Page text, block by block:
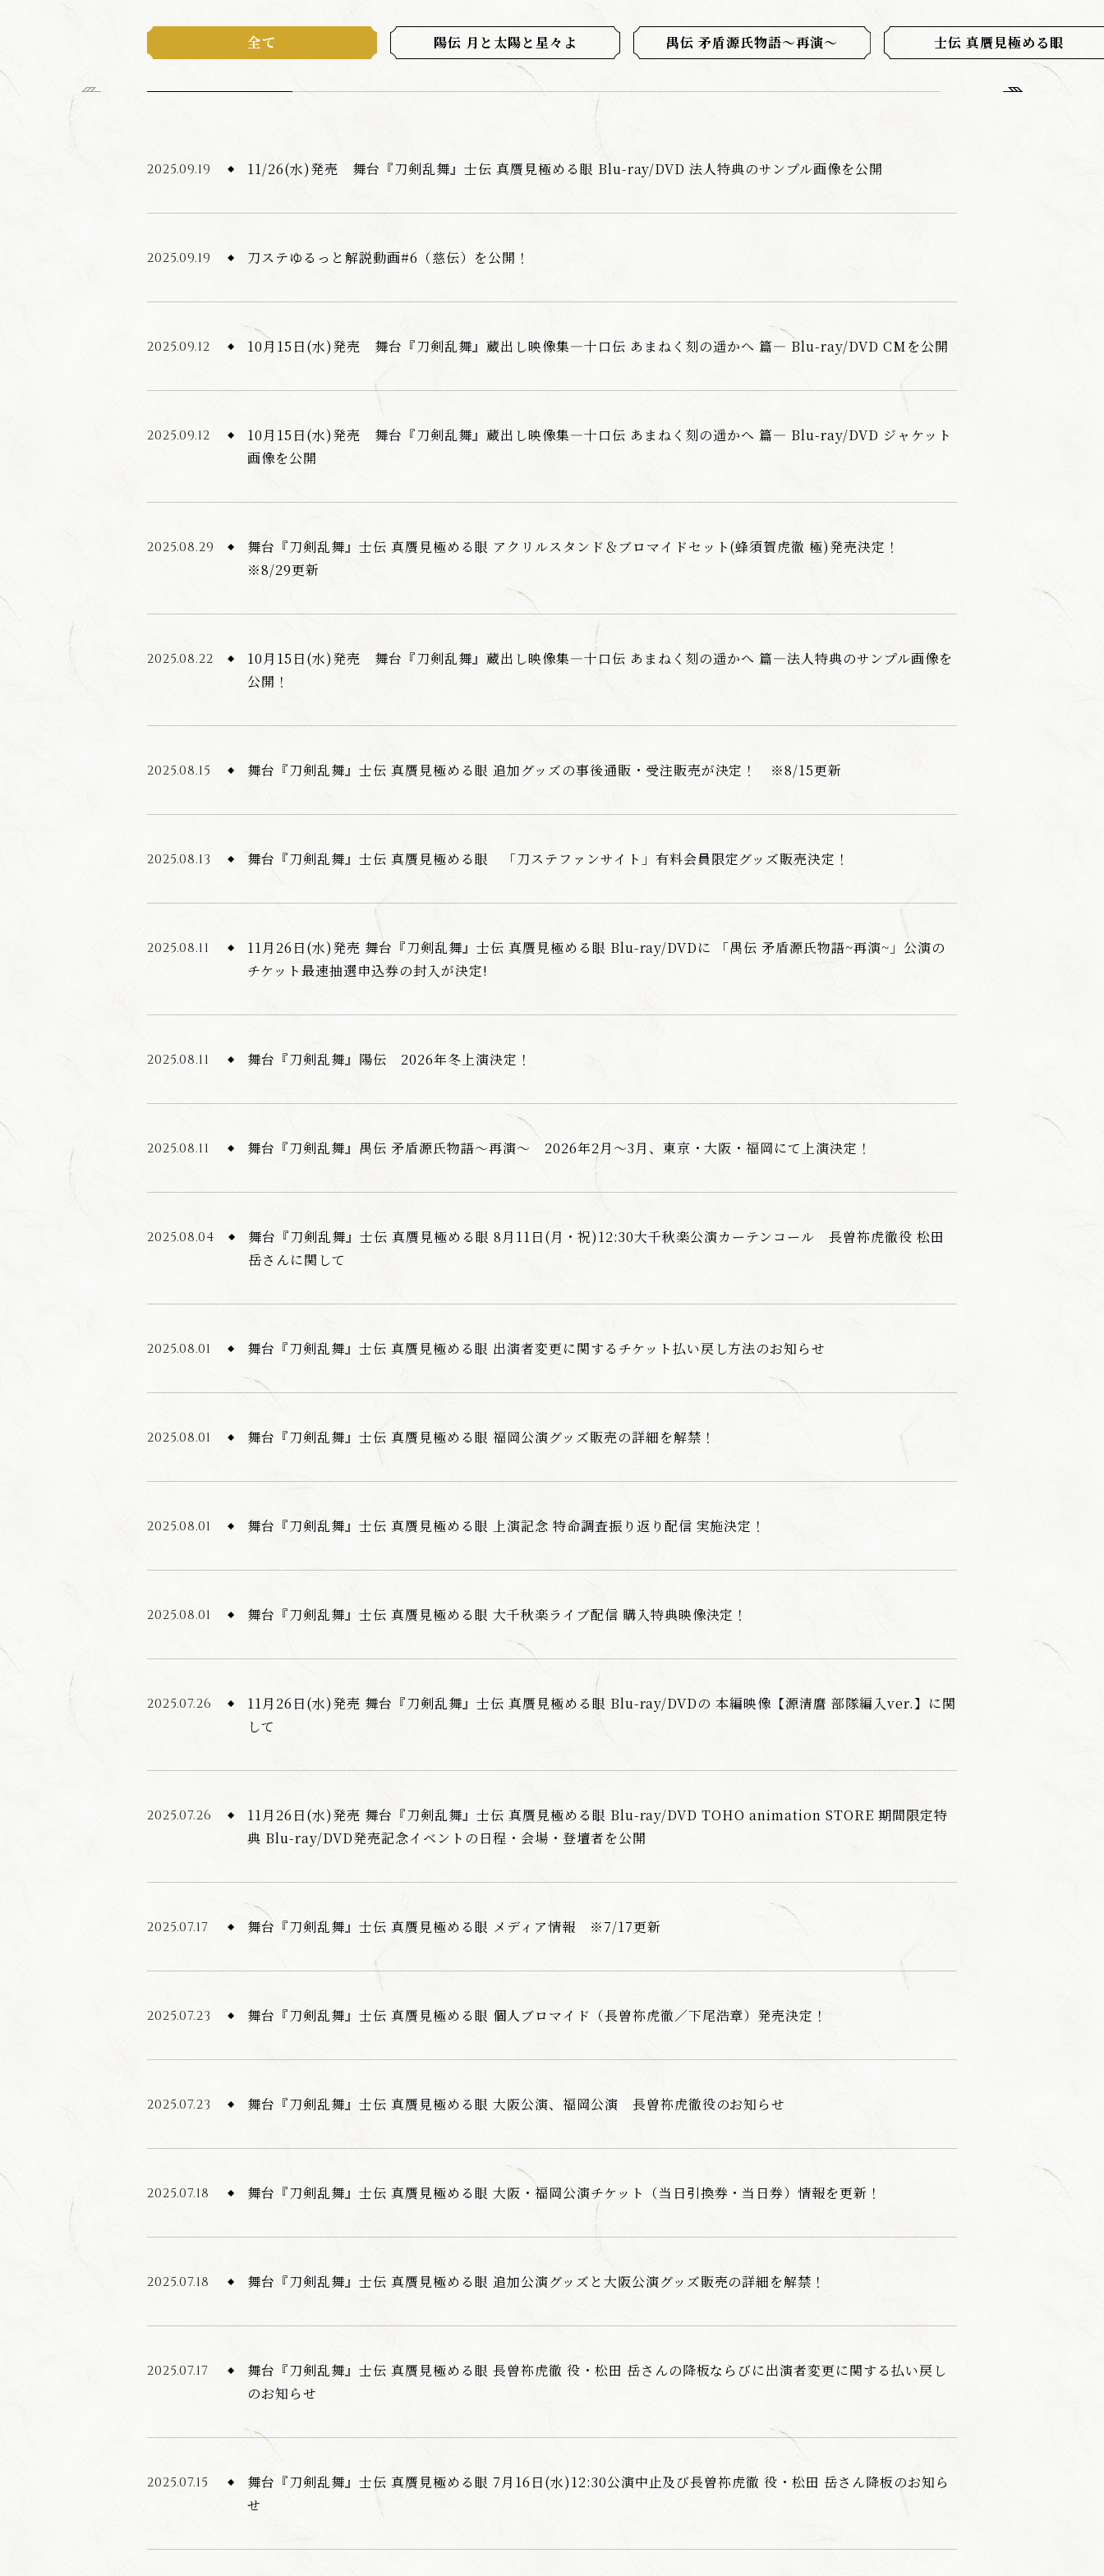
全て 陽伝 月と太陽と星々よ 禺伝 矛盾源氏物語～再演～ 士伝 真贋見極める眼
2025.09.19 11/26(水)発売 舞台『刀剣乱舞』士伝 真贋見極める眼 Blu-ray/DVD 法人特典のサンプル画像を公開
2025.09.19 刀ステゆるっと解説動画#6（慈伝）を公開！
2025.09.12 10月15日(水)発売 舞台『刀剣乱舞』蔵出し映像集―十口伝 あまねく刻の遥かへ 篇― Blu-ray/DVD CMを公開
2025.09.12
10月15日(水)発売 舞台『刀剣乱舞』蔵出し映像集―十口伝 あまねく刻の遥かへ 篇― Blu-ray/DVD ジャケット
画像を公開
2025.08.29
舞台『刀剣乱舞』士伝 真贋見極める眼 アクリルスタンド＆ブロマイドセット(蜂須賀虎徹 極)発売決定！
※8/29更新
2025.08.22
10月15日(水)発売 舞台『刀剣乱舞』蔵出し映像集—十口伝 あまねく刻の遥かへ 篇—法人特典のサンプル画像を
公開！
2025.08.15 舞台『刀剣乱舞』士伝 真贋見極める眼 追加グッズの事後通販・受注販売が決定！ ※8/15更新
2025.08.13 舞台『刀剣乱舞』士伝 真贋見極める眼 「刀ステファンサイト」有料会員限定グッズ販売決定！
2025.08.11
11月26日(水)発売 舞台『刀剣乱舞』士伝 真贋見極める眼 Blu-ray/DVDに 「禺伝 矛盾源氏物語~再演~」公演の
チケット最速抽選申込券の封入が決定!
2025.08.11 舞台『刀剣乱舞』陽伝 2026年冬上演決定！
2025.08.11 舞台『刀剣乱舞』禺伝 矛盾源氏物語～再演～ 2026年2月～3月、東京・大阪・福岡にて上演決定！
2025.08.04
舞台『刀剣乱舞』士伝 真贋見極める眼 8月11日(月・祝)12:30大千秋楽公演カーテンコール 長曽祢虎徹役 松田
岳さんに関して
2025.08.01 舞台『刀剣乱舞』士伝 真贋見極める眼 出演者変更に関するチケット払い戻し方法のお知らせ
2025.08.01 舞台『刀剣乱舞』士伝 真贋見極める眼 福岡公演グッズ販売の詳細を解禁！
2025.08.01 舞台『刀剣乱舞』士伝 真贋見極める眼 上演記念 特命調査振り返り配信 実施決定！
2025.08.01 舞台『刀剣乱舞』士伝 真贋見極める眼 大千秋楽ライブ配信 購入特典映像決定！
2025.07.26
11月26日(水)発売 舞台『刀剣乱舞』士伝 真贋見極める眼 Blu-ray/DVDの 本編映像【源清麿 部隊編入ver.】に関
して
2025.07.26
11月26日(水)発売 舞台『刀剣乱舞』士伝 真贋見極める眼 Blu-ray/DVD TOHO animation STORE 期間限定特
典 Blu-ray/DVD発売記念イベントの日程・会場・登壇者を公開
2025.07.17 舞台『刀剣乱舞』士伝 真贋見極める眼 メディア情報 ※7/17更新
2025.07.23 舞台『刀剣乱舞』士伝 真贋見極める眼 個人ブロマイド（長曽祢虎徹／下尾浩章）発売決定！
2025.07.23 舞台『刀剣乱舞』士伝 真贋見極める眼 大阪公演、福岡公演 長曽祢虎徹役のお知らせ
2025.07.18 舞台『刀剣乱舞』士伝 真贋見極める眼 大阪・福岡公演チケット（当日引換券・当日券）情報を更新！
2025.07.18 舞台『刀剣乱舞』士伝 真贋見極める眼 追加公演グッズと大阪公演グッズ販売の詳細を解禁！
2025.07.17
舞台『刀剣乱舞』士伝 真贋見極める眼 長曽祢虎徹 役・松田 岳さんの降板ならびに出演者変更に関する払い戻し
のお知らせ
2025.07.15
舞台『刀剣乱舞』士伝 真贋見極める眼 7月16日(水)12:30公演中止及び長曽祢虎徹 役・松田 岳さん降板のお知ら
せ